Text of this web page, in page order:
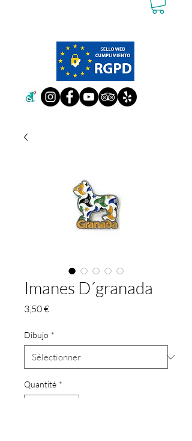
Imanes D´granada
3,50 €Prix
Dibujo *
Quantité *